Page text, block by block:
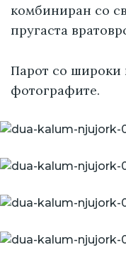
комбиниран со
пругаста
Парот со широки
фотографите.